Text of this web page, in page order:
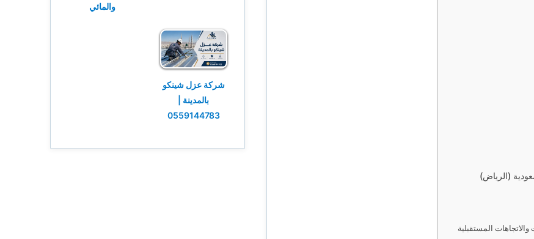
(الرياض)
والاتجاهات المستقبلية
والمائي
شركة عزل شينكو
بالمدينة |
0559144783